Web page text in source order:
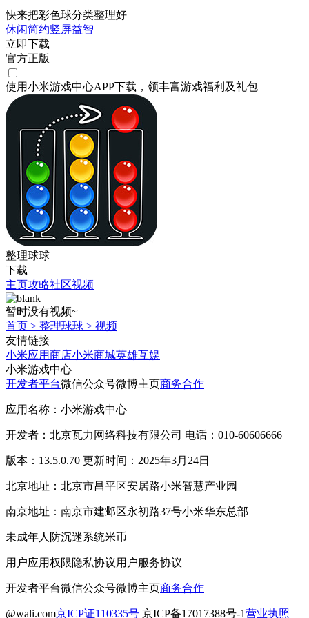
快来把彩色球分类整理好
休闲简约竖屏益智
立即下载
官方正版
使用小米游戏中心APP下载 ，领丰富游戏福利 及礼包
整理球球
下载
主页攻略社区视频
暂时没有视频~
首页 > 整理球球 > 视频
友情链接
小米应用商店小米商城英雄互娱
小米游戏中心
开发者平台微信公众号微博主页商务合作
应用名称：小米游戏中心
开发者：北京瓦力网络科技有限公司 电话：010-60606666
版本：13.5.0.70 更新时间：2025年3月24日
北京地址：北京市昌平区安居路小米智慧产业园
南京地址：南京市建邺区永初路37号小米华东总部
未成年人防沉迷系统米币
用户应用权限隐私协议用户服务协议
开发者平台微信公众号微博主页商务合作
@wali.com京ICP证110335号 京ICP备17017388号-1营业执照